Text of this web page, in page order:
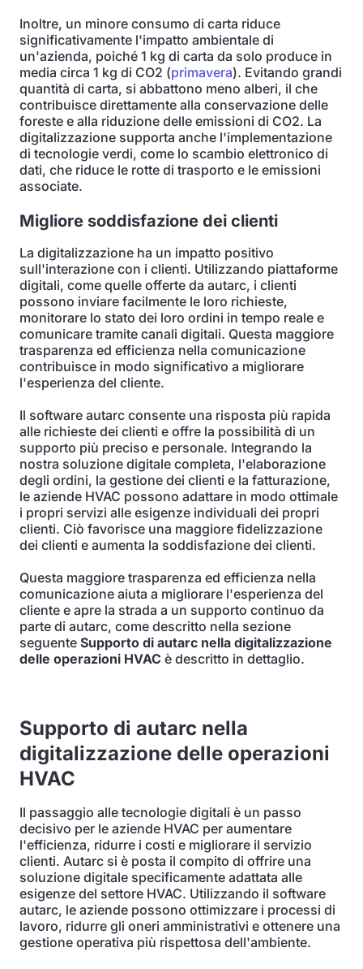
Inoltre, un minore consumo di carta riduce
significativamente l'impatto ambientale di
un'azienda, poiché 1 kg di carta da solo produce in
media circa 1 kg di CO2 (primavera). Evitando grandi
quantità di carta, si abbattono meno alberi, il che
contribuisce direttamente alla conservazione delle
foreste e alla riduzione delle emissioni di CO2. La
digitalizzazione supporta anche l'implementazione
di tecnologie verdi, come lo scambio elettronico di
dati, che riduce le rotte di trasporto e le emissioni
associate.
Migliore soddisfazione dei clienti
La digitalizzazione ha un impatto positivo
sull'interazione con i clienti. Utilizzando piattaforme
digitali, come quelle offerte da autarc, i clienti
possono inviare facilmente le loro richieste,
monitorare lo stato dei loro ordini in tempo reale e
comunicare tramite canali digitali. Questa maggiore
trasparenza ed efficienza nella comunicazione
contribuisce in modo significativo a migliorare
l'esperienza del cliente.
Il software autarc consente una risposta più rapida
alle richieste dei clienti e offre la possibilità di un
supporto più preciso e personale. Integrando la
nostra soluzione digitale completa, l'elaborazione
degli ordini, la gestione dei clienti e la fatturazione,
le aziende HVAC possono adattare in modo ottimale
i propri servizi alle esigenze individuali dei propri
clienti. Ciò favorisce una maggiore fidelizzazione
dei clienti e aumenta la soddisfazione dei clienti.
Questa maggiore trasparenza ed efficienza nella
comunicazione aiuta a migliorare l'esperienza del
cliente e apre la strada a un supporto continuo da
parte di autarc, come descritto nella sezione
seguente Supporto di autarc nella digitalizzazione
delle operazioni HVAC è descritto in dettaglio.
Supporto di autarc nella
digitalizzazione delle operazioni
HVAC
Il passaggio alle tecnologie digitali è un passo
decisivo per le aziende HVAC per aumentare
l'efficienza, ridurre i costi e migliorare il servizio
clienti. Autarc si è posta il compito di offrire una
soluzione digitale specificamente adattata alle
esigenze del settore HVAC. Utilizzando il software
autarc, le aziende possono ottimizzare i processi di
lavoro, ridurre gli oneri amministrativi e ottenere una
gestione operativa più rispettosa dell'ambiente.